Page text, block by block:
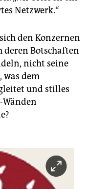
Netzwerk.“
den Konzernen
deren Botschaften
nicht seine
was dem
und stilles